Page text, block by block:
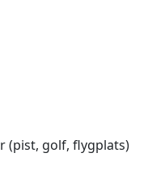
(pist, golf, flygplats)